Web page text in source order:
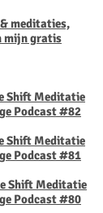
meditaties,
mijn gratis
Shift Meditatie
Podcast #82
Shift Meditatie
Podcast #81
Shift Meditatie
Podcast #80